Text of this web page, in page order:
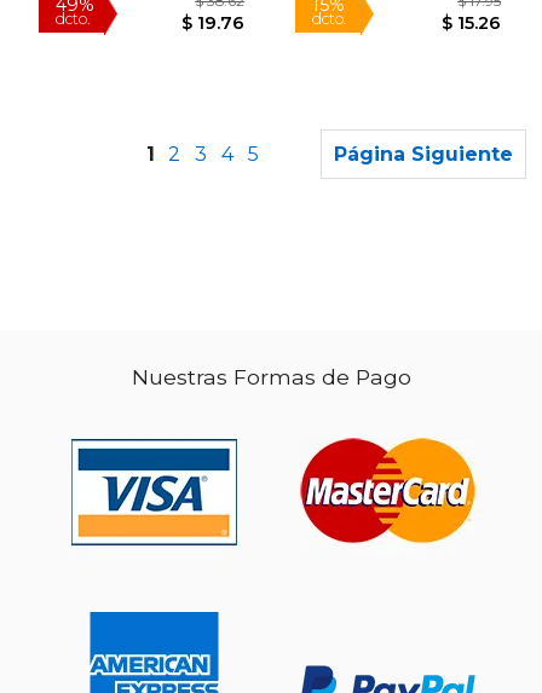
dcto. $ 16.14 dcto.
Rápido
1 2 3 4 5 Página Siguiente
Nuestras Formas de Pago